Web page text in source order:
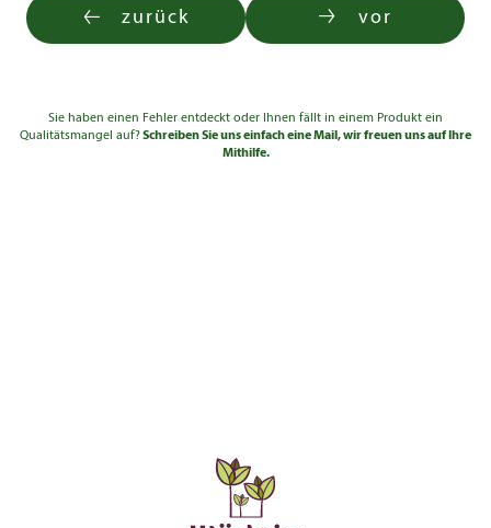
zurück vor
Sie haben einen Fehler entdeckt oder Ihnen fällt in einem Produkt ein
Qualitätsmangel auf?Schreiben Sie uns einfach eine Mail, wir freuen uns auf Ihre
Mithilfe.